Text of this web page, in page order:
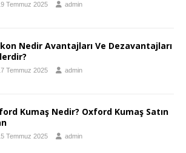
Temmuz 2025 admin
Nedir Avantajları Ve Dezavantajları
Temmuz 2025 admin
Kumaş Nedir? Oxford Kumaş Satın
Temmuz 2025 admin